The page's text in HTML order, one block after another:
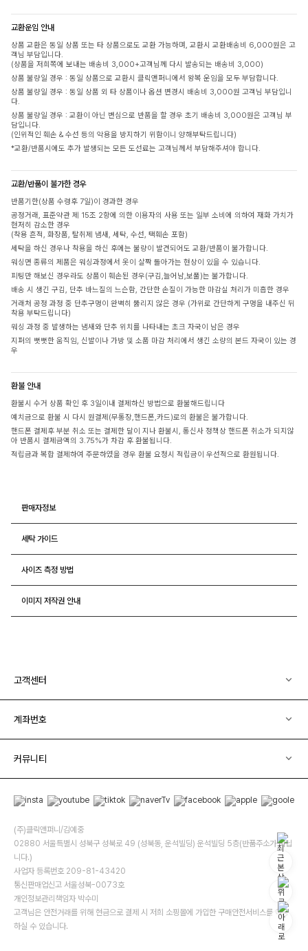
교환운임 안내
상품 교환은 동일 상품 또는 타 상품으로도 교환 가능하며, 교환시 교환배송비 6,000원은 고
객님 부담입니다.
(상품을 저희쪽에 보내는 배송비 3,000+고객님께 다시 발송되는 배송비 3,000)
상품 불량일 경우 : 동일 상품으로 교환시 클릭앤퍼니에서 왕복 운임을 모두 부담합니다.
상품 불량일 경우 : 동일 상품 외 타 상품이나 옵션 변경시 배송비 3,000원 고객님 부담입니
다.
상품 불량일 경우 : 교환이 아닌 변심으로 반품을 할 경우 초기 배송비 3,000원은 고객님 부
담입니다.
(인위적인 훼손 & 수선 등의 악용을 방지하기 위함이니 양해부탁드립니다)
*교환/반품시에도 추가 발생되는 모든 도선료는 고객님께서 부담해주셔야 합니다.
교환/반품이 불가한 경우
반품기한(상품 수령후 7일)이 경과한 경우
공정거래, 표준약관 제 15조 2항에 의한 이용자의 사용 또는 일부 소비에 의하여 재화 가치가
현저히 감소한 경우
(착용 흔적, 화장품, 탈취제 냄새, 세탁, 수선, 택훼손 포함)
세탁을 하신 경우나 착용을 하신 후에는 불량이 발견되어도 교환/반품이 불가합니다.
워싱면 종류의 제품은 워싱과정에서 옷이 살짝 돌아가는 현상이 있을 수 있습니다.
피팅만 해보신 경우라도 상품이 훼손된 경우(구김,늘어남,보풀)는 불가합니다.
배송 시 생긴 구김, 단추 바느질의 느슨함, 간단한 손질이 가능한 마감실 처리가 미흡한 경우
거래처 공정 과정 중 단추구멍이 완벽히 뚫리지 않은 경우 (가위로 간단하게 구멍을 내주신 뒤
착용 부탁드립니다)
워싱 과정 중 발생하는 냄새와 단추 위치를 나타내는 초크 자국이 남은 경우
지퍼의 뻣뻣한 움직임, 신발이나 가방 및 소품 마감 처리에서 생긴 소량의 본드 자국이 있는 경
우
환불 안내
환불시 수거 상품 확인 후 3일이내 결제하신 방법으로 환불해드립니다
예치금으로 환불 시 다시 원결제(무통장,핸드폰,카드)로의 환불은 불가합니다.
핸드폰 결제후 부분 취소 또는 결제한 달이 지나 환불시, 통신사 정책상 핸드폰 취소가 되지않
아 반품시 결제금액의 3.75%가 차감 후 환불됩니다.
적립금과 복합 결제하여 주문하였을 경우 환불 요청시 적립금이 우선적으로 환원됩니다.
판매자정보
세탁 가이드
사이즈 측정 방법
이미지 저작권 안내
고객센터
계좌번호
커뮤니티
(주)클릭앤퍼니/김예중
02880 서울특별시 성북구 성북로 49 (성북동, 운석빌딩) 운석빌딩 5층(반품주소가 아닙
니다.)
사업자 등록번호 209-81-43420
통신판매업신고 서울성북-0073호
개인정보관리책임자 박수미
고객님은 안전거래를 위해 현금으로 결제 시 저희 소핑몰에 가입한 구매안전서비스를 이용
하실 수 있습니다.